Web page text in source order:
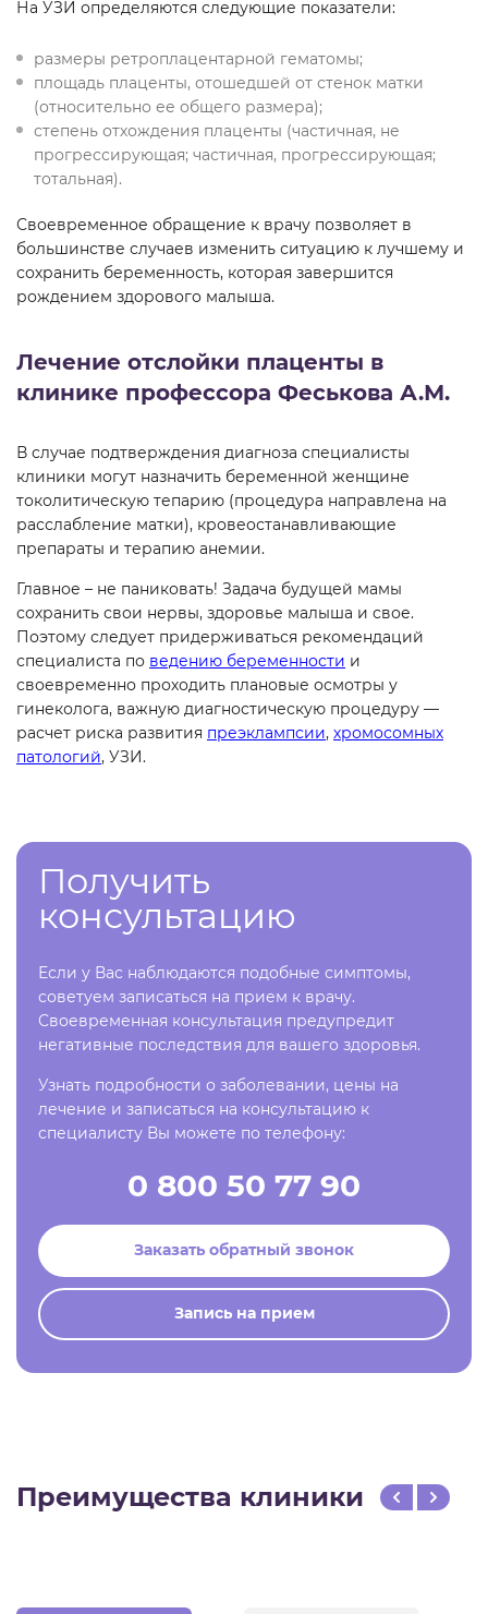
На УЗИ определяются следующие показатели:
размеры ретроплацентарной гематомы;
площадь плаценты, отошедшей от стенок матки
(относительно ее общего размера);
степень отхождения плаценты (частичная, не
прогрессирующая; частичная, прогрессирующая;
тотальная).
Своевременное обращение к врачу позволяет в
большинстве случаев изменить ситуацию к лучшему и
сохранить беременность, которая завершится
рождением здорового малыша.
Лечение отслойки плаценты в
клинике профессора Феськова А.М.
В случае подтверждения диагноза специалисты
клиники могут назначить беременной женщине
токолитическую тепарию (процедура направлена на
расслабление матки), кровеостанавливающие
препараты и терапию анемии.
Главное – не паниковать! Задача будущей мамы
сохранить свои нервы, здоровье малыша и свое.
Поэтому следует придерживаться рекомендаций
специалиста по ведению беременности и
своевременно проходить плановые осмотры у
гинеколога, важную диагностическую процедуру —
расчет риска развития преэклампсии, хромосомных
патологий, УЗИ.
Получить
консультацию
Если у Вас наблюдаются подобные симптомы,
советуем записаться на прием к врачу.
Своевременная консультация предупредит
негативные последствия для вашего здоровья.
Узнать подробности о заболевании, цены на
лечение и записаться на консультацию к
специалисту Вы можете по телефону:
0 800 50 77 90
Заказать обратный звонок
Запись на прием
Преимущества клиники